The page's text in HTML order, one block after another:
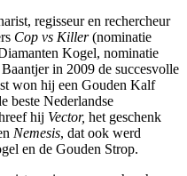
regisseur en rechercheur
Cop vs Killer(nominatie
Kogel, nominatie
in 2009 de succesvolle
won hij een Gouden Kalf
beste Nederlandse
hij Vector, het geschenk
Nemesis, dat ook werd
en de Gouden Strop.